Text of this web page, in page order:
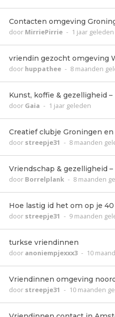
Contacten omgeving
door MirriePirrie - 1 jaar geleden
vriendin gezocht omgeving
door huppathee - 8 maanden
Kunst, koffie & gezelligheid –
door Gaia - 1 jaar geleden
Creatief clubje Groningen
door streepje31 - 8 maanden
Vriendschap & gezelligheid
door Borrelplank - 8 maanden
Hoe lastig id het om op je
door streepje31 - 9 maanden
turkse vriendinnen
door anoniempjexxx3 - 10
Vriendinnen omgeving
door streepje31 - 10 maanden